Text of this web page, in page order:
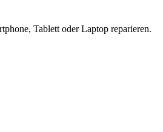
Tablett oder Laptop reparieren.